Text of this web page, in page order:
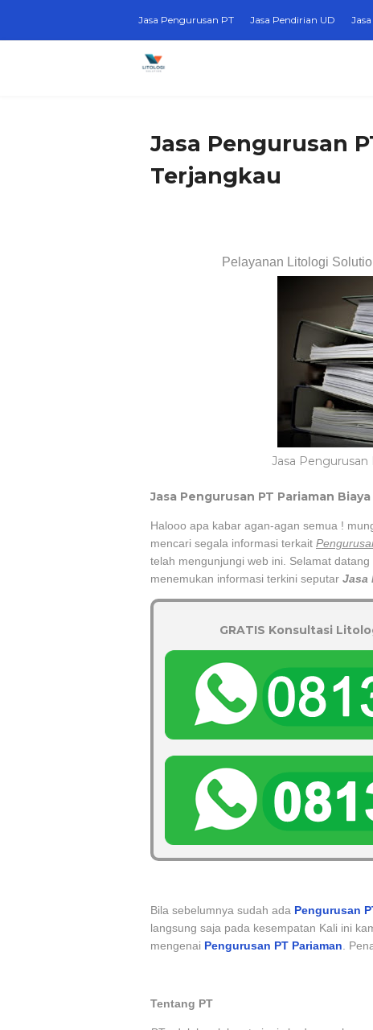
Jasa Pengurusan PT Jasa Pendirian UD
Jasa Pengurusan
Terjangkau
Pelayanan Litologi
Jasa Pengurusan
Jasa Pengurusan PT Pariaman
Halooo apa kabar agan-agan semua !
mencari segala informasi terkait
telah mengunjungi web ini. Selamat datang
menemukan informasi terkini seputar Jasa
GRATIS Konsultasi
Bila sebelumnya sudah ada Pengurusan
langsung saja pada kesempatan Kali ini
mengenai Pengurusan PT Pariaman .
Tentang PT